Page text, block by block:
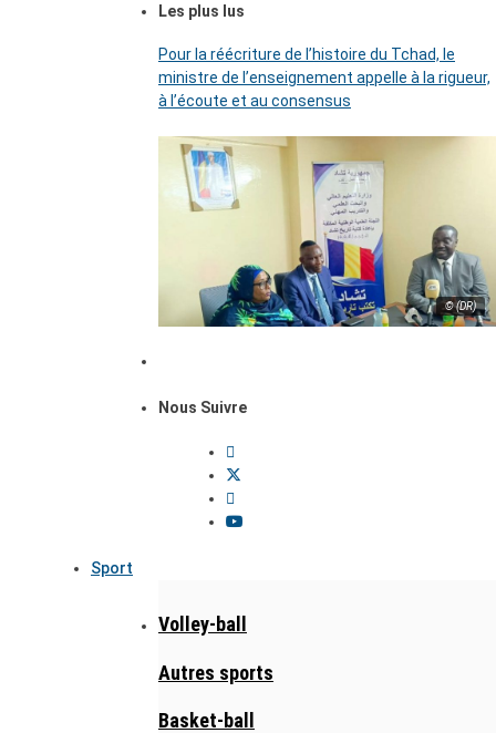
Les plus lus
Pour la réécriture de l’histoire du Tchad, le
ministre de l’enseignement appelle à la rigueur,
à l’écoute et au consensus
© (DR)
Nous Suivre
Sport
Volley-ball
Autres sports
Basket-ball